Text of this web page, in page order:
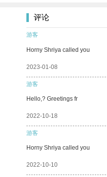
评论
游客
Horny Shriya called you
2023-01-08
游客
Hello,? Greetings fr
2022-10-18
游客
Horny Shriya called you
2022-10-10